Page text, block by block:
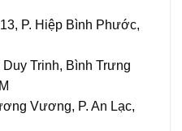
P. Hiệp Bình Phước,
Trinh, Bình Trưng
Vương, P. An Lạc,